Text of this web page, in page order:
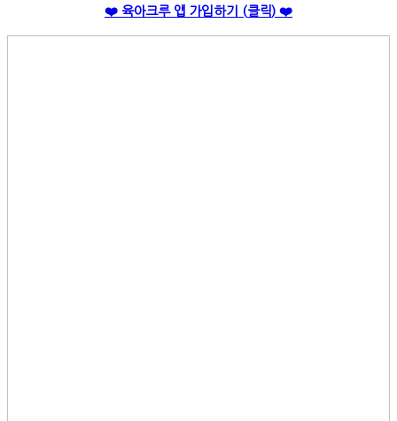
❤️ 육아크루 앱 가입하기 (클릭) ❤️